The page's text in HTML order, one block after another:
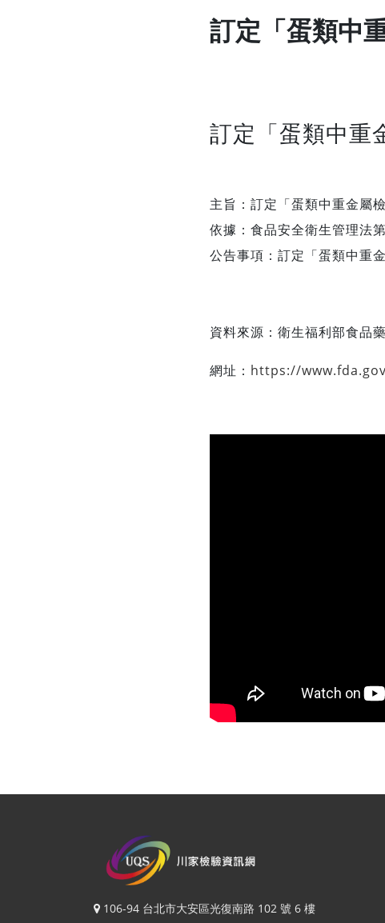
訂定「蛋類中
訂定「蛋類中重
主旨：訂定「蛋類中重金屬
依據：食品安全衛生管理法
公告事項：訂定「蛋類中重
資料來源： 衛生福利部食品
網址： https://
106-94 台北市大安區光復南路 102 號 6 樓